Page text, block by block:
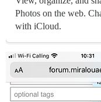
Photos on the web.
with iCloud.